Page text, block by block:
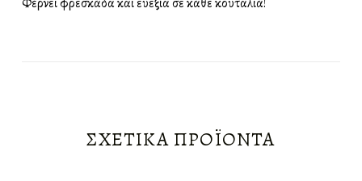
ΣΧΕΤΙΚΆ ΠΡΟΪΌΝΤΑ